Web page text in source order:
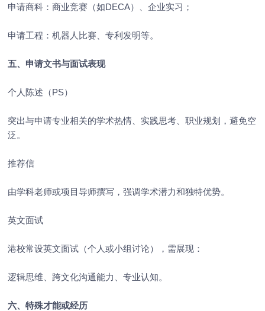
申请商科：商业竞赛（如DECA）、企业实习；
申请工程：机器人比赛、专利发明等。
五、申请文书与面试表现
个人陈述（PS）
突出与申请专业相关的学术热情、实践思考、职业规划，避免空
泛。
推荐信
由学科老师或项目导师撰写，强调学术潜力和独特优势。
英文面试
港校常设英文面试（个人或小组讨论），需展现：
逻辑思维、跨文化沟通能力、专业认知。
六、特殊才能或经历